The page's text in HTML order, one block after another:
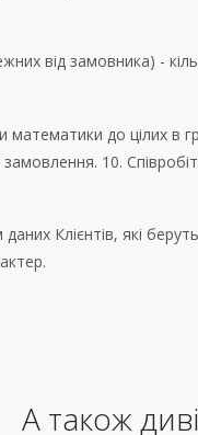
від замовника) -
до цілих в
10.
Клієнтів, які
А також